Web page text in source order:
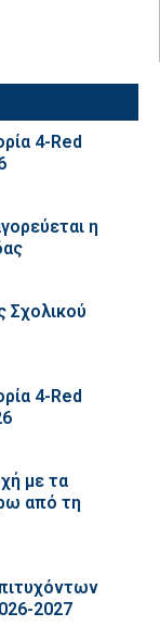
4-Red
η
Σχολικού
4-Red
με τα
από τη
2027